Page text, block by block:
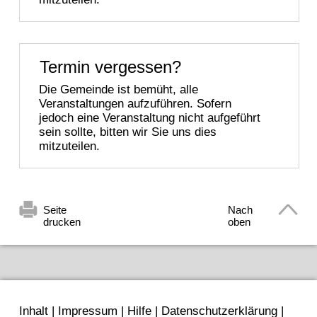
Termin vergessen?
Die Gemeinde ist bemüht, alle
Veranstaltungen aufzuführen. Sofern
jedoch eine Veranstaltung nicht aufgeführt
sein sollte, bitten wir Sie uns dies
mitzuteilen.
Seite
drucken
Nach
oben
Inhalt| Impressum | Hilfe| Datenschutzerklärung|